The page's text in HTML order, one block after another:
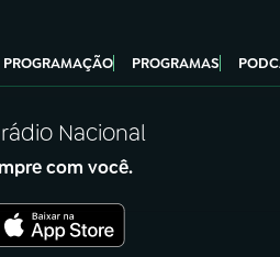
PROGRAMAÇÃO PROGRAMAS
Nacional
com você.